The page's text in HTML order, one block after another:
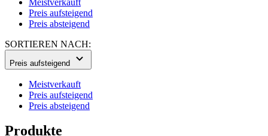
Preis aufsteigend
Preis aufsteigend
Preis absteigend
Produkte
POSTERLAD Z5 | Trikot Discover